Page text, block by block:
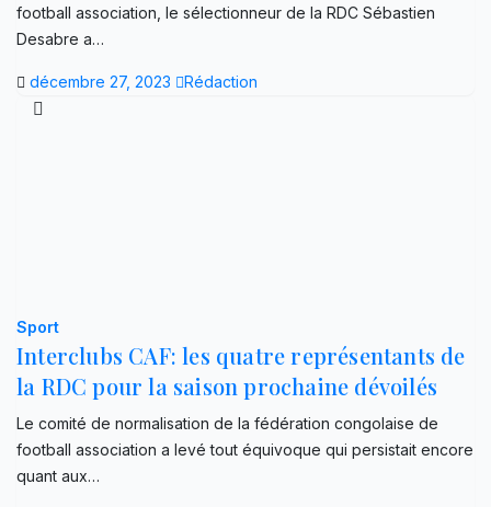
football association, le sélectionneur de la RDC Sébastien
Desabre a…
décembre 27, 2023 Rédaction
Sport
Interclubs CAF: les quatre représentants de
la RDC pour la saison prochaine dévoilés
Le comité de normalisation de la fédération congolaise de
football association a levé tout équivoque qui persistait encore
quant aux…